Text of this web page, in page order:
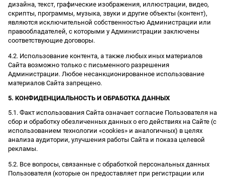
дизайна, текст, графические изображения, иллюстрации, видео,
скрипты, программы, музыка, звуки и другие объекты (контент),
являются исключительной собственностью Администрации или
правообладателей, с которыми у Администрации заключены
соответствующие договоры.
4.2. Использование контента, а также любых иных материалов
Сайта возможно только с письменного разрешения
Администрации. Любое несанкционированное использование
материалов Сайта запрещено.
5. КОНФИДЕНЦИАЛЬНОСТЬ И ОБРАБОТКА ДАННЫХ
5.1. Факт использования Сайта означает согласие Пользователя на
сбор и обработку обезличенных данных о его действиях на Сайте (с
использованием технологии «cookies» и аналогичных) в целях
анализа аудитории, улучшения работы Сайта и показа целевой
рекламы.
5.2. Все вопросы, связанные с обработкой персональных данных
Пользователя (которые он предоставляет при регистрации или